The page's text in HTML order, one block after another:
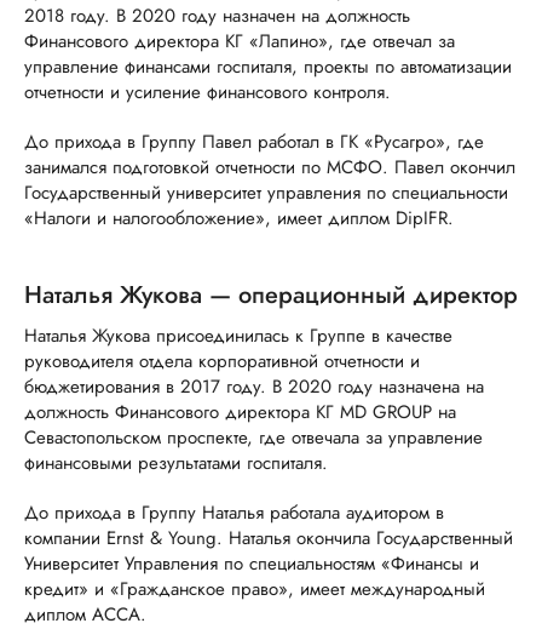
2018 году. В 2020 году назначен на должность
Финансового директора КГ «Лапино», где отвечал за
управление финансами госпиталя, проекты по автоматизации
отчетности и усиление финансового контроля.
До прихода в Группу Павел работал в ГК «Русагро», где
занимался подготовкой отчетности по МСФО. Павел окончил
Государственный университет управления по специальности
«Налоги и налогообложение», имеет диплом DipIFR.
Наталья Жукова — операционный директор
Наталья Жукова присоединилась к Группе в качестве
руководителя отдела корпоративной отчетности и
бюджетирования в 2017 году. В 2020 году назначена на
должность Финансового директора КГ MD GROUP на
Севастопольском проспекте, где отвечала за управление
финансовыми результатами госпиталя.
До прихода в Группу Наталья работала аудитором в
компании Ernst & Young. Наталья окончила Государственный
Университет Управления по специальностям «Финансы и
кредит» и «Гражданское право», имеет международный
диплом ACCA.